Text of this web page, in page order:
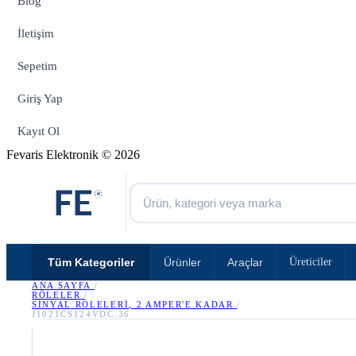
İletişim
Sepetim
Giriş Yap
Kayıt Ol
Fevaris Elektronik © 2026
Tüm Kategoriler Ürünler Araçlar Üreticiler
ANA SAYFA /
RÖLELER
/
SINYAL RÖLELERI, 2 AMPER'E KADAR
/
J1021CS124VDC.36